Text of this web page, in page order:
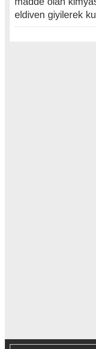
eldiven giyilerek